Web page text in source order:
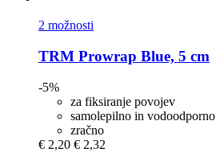
2 možnosti
TRM Prowrap Blue, 5 cm
-5%
za fiksiranje povojev
samolepilno in vodoodporno
zračno
€ 2,20 € 2,32